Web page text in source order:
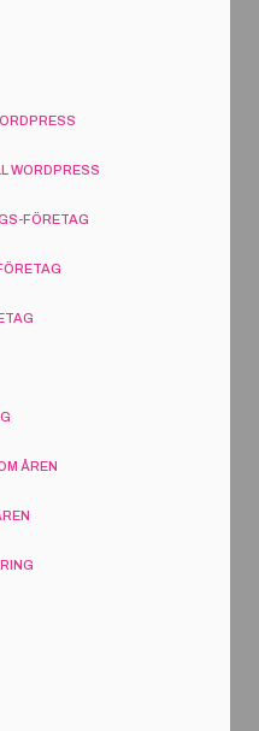
WORDPRESS
FÖRETAG
ÅREN